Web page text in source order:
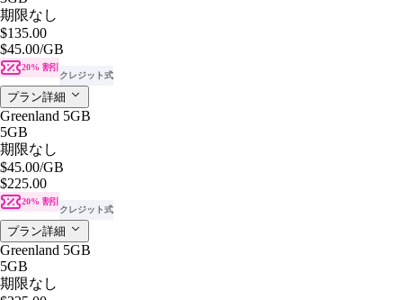
期限なし
$135.00
$45.00/GB
20% 割引
クレジット式
プラン詳細
Greenland 5GB
5GB
期限なし
$45.00/GB
$225.00
20% 割引
クレジット式
プラン詳細
Greenland 5GB
5GB
期限なし